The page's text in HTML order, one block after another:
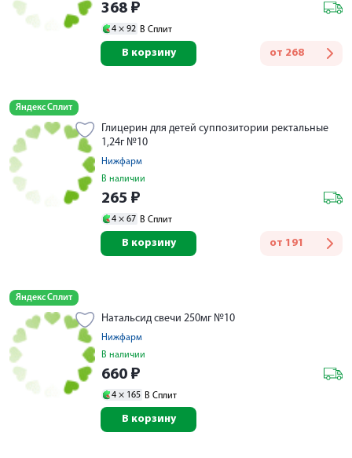
368 ₽
4 × 92 В Сплит
от 268
В корзину
Яндекс Сплит
Глицерин для детей суппозитории ректальные
1,24г №10
Нижфарм
В наличии
265 ₽
4 × 67 В Сплит
от 191
В корзину
Яндекс Сплит
Натальсид свечи 250мг №10
Нижфарм
В наличии
660 ₽
4 × 165 В Сплит
В корзину